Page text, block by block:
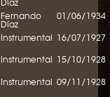
Díaz
Fernando
Díaz
01/06/1934
Instrumental 16/07/1927
Instrumental 15/10/1928
Instrumental 09/11/1928